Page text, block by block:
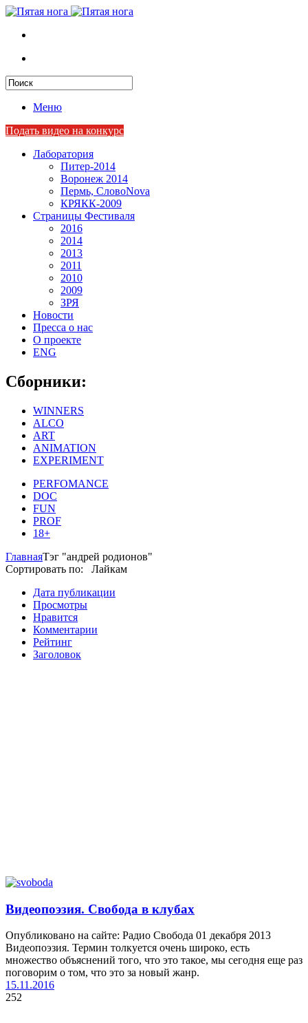
Меню
Подать видео на конкурс
Лаборатория
Питер-2014
Воронеж 2014
Пермь, СловоNova
КРЯКК-2009
Страницы Фестиваля
2016
2014
2013
2011
2010
2009
ЗРЯ
Новости
Пресса о нас
О проекте
ENG
Сборники:
WINNERS
ALCO
ART
ANIMATION
EXPERIMENT
PERFOMANCE
DOC
FUN
PROF
18+
ГлавнаяТэг "андрей родионов"
Сортировать по: Лайкам
Дата публикации
Просмотры
Нравится
Комментарии
Рейтинг
Заголовок
Видеопоэзия. Свобода в клубах
Опубликовано на сайте: Радио Свобода 01 декабря 2013
Видеопоэзия. Термин толкуется очень широко, есть
множество объяснений того, что это такое, мы сегодня еще раз
поговорим о том, что это за новый жанр.
15.11.2016
252